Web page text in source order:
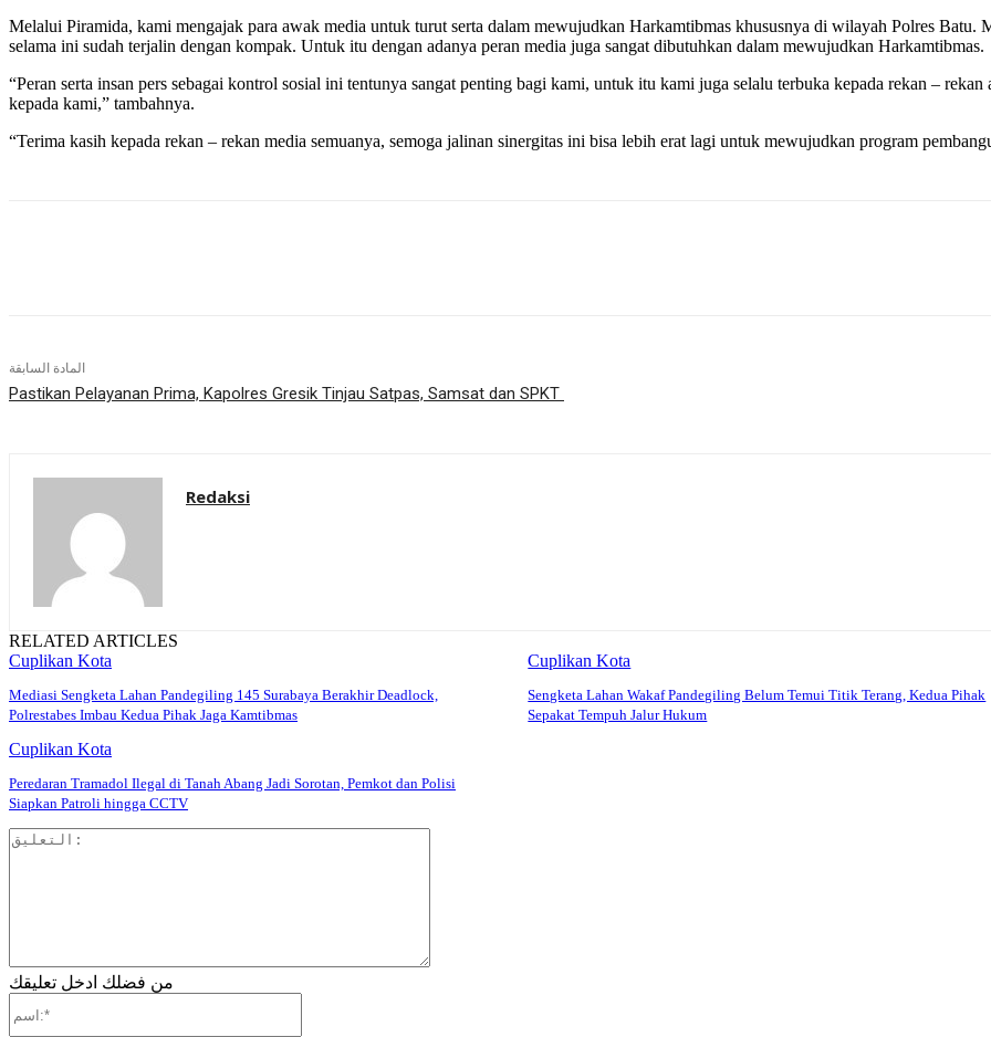
Melalui Piramida, kami mengajak para awak media untuk turut serta dalam mewujudkan Harkamtibmas khususnya di wilayah Polres Batu.
selama ini sudah terjalin dengan kompak. Untuk itu dengan adanya peran media juga sangat dibutuhkan dalam mewujudkan Harkamtibmas.
“Peran serta insan pers sebagai kontrol sosial ini tentunya sangat penting bagi kami, untuk itu kami juga selalu terbuka kepada rekan –
kepada kami,” tambahnya.
“Terima kasih kepada rekan – rekan media semuanya, semoga jalinan sinergitas ini bisa lebih erat lagi untuk mewujudkan program
المادة السابقة
Pastikan Pelayanan Prima, Kapolres Gresik Tinjau Satpas, Samsat dan SPKT
Redaksi
RELATED ARTICLES
Cuplikan Kota
Mediasi Sengketa Lahan Pandegiling 145 Surabaya Berakhir Deadlock,
Polrestabes Imbau Kedua Pihak Jaga Kamtibmas
Cuplikan Kota
Sengketa Lahan Wakaf Pandegiling Belum Temui Titik Terang, Kedua Pihak
Sepakat Tempuh Jalur Hukum
Cuplikan Kota
Peredaran Tramadol Ilegal di Tanah Abang Jadi Sorotan, Pemkot dan Polisi
Siapkan Patroli hingga CCTV
من فضلك ادخل تعليقك